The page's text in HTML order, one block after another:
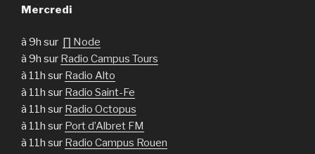
Mercredi
à 9h sur ∏ Node
à 9h sur Radio Campus Tours
à 11h sur Radio Alto
à 11h sur Radio Saint-Fe
à 11h sur Radio Octopus
à 11h sur Port d’Albret FM
à 11h sur Radio Campus Rouen